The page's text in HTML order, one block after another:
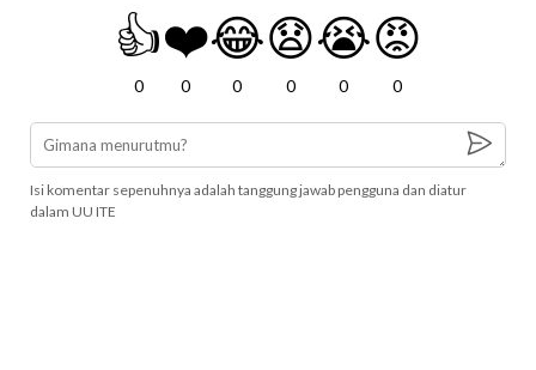
👍
0
❤️
0
😂
0
😧
0
😭
0
😡
0
Isi komentar sepenuhnya adalah tanggung jawab pengguna dan diatur
dalam UU ITE